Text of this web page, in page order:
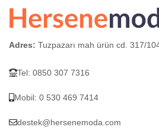
Adres: Tuzpazarı mah ürün cd. 317/
Tel: 0850 307 7316
Mobil: 0 530 469 7414
destek@hersenemoda.com